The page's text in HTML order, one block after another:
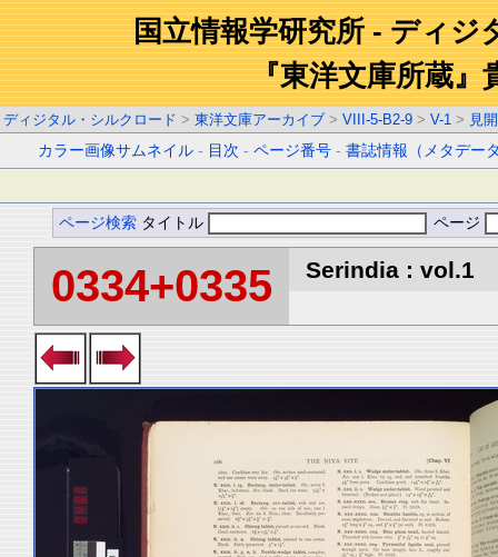
国立情報学研究所 - ディジ
『東洋文庫所蔵』
ディジタル・シルクロード > 東洋文庫アーカイブ > VIII-5-B2-9 > V-1 > 見
カラー画像サムネイル - 目次 -ページ番号 -書誌情報（メタデー
ページ検索 タイトル ページ
0334+0335 Serindia : vol.1